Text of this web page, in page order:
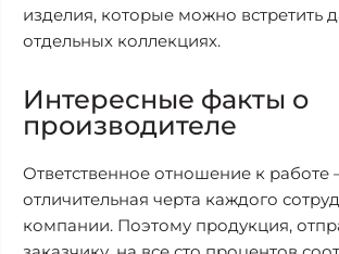
изделия, которые можно встретить
отдельных коллекциях.
Интересные факты о
производителе
Ответственное отношение к работе
отличительная черта каждого
компании. Поэтому продукция,